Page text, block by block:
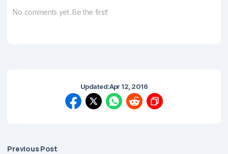
No comments yet. Be the first!
Updated:Apr 12, 2016
Previous Post